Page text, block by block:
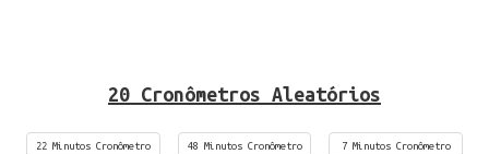
20 Cronômetros Aleatórios
22 Minutos Cronômetro 48 Minutos Cronômetro 7 Minutos Cronômetro